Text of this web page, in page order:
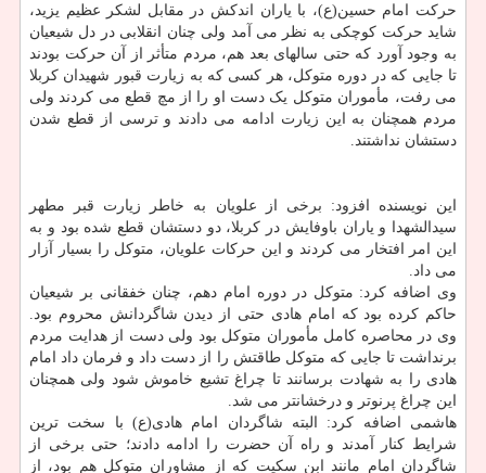
حرکت امام حسین(ع)، با یاران اندکش در مقابل لشکر عظیم یزید،
شاید حرکت کوچکی به نظر می آمد ولی چنان انقلابی در دل شیعیان
به وجود آورد که حتی سالهای بعد هم، مردم متأثر از آن حرکت بودند
تا جایی که در دوره متوکل، هر کسی که به زیارت قبور شهیدان کربلا
می رفت، مأموران متوکل یک دست او را از مچ قطع می کردند ولی
مردم همچنان به این زیارت ادامه می دادند و ترسی از قطع شدن
دستشان نداشتند.
این نویسنده افزود: برخی از علویان به خاطر زیارت قبر مطهر
سیدالشهدا و یاران باوفایش در کربلا، دو دستشان قطع شده بود و به
این امر افتخار می کردند و این حرکات علویان، متوکل را بسیار آزار
می داد.
وی اضافه کرد: متوکل در دوره امام دهم، چنان خفقانی بر شیعیان
حاکم کرده بود که امام هادی حتی از دیدن شاگردانش محروم بود.
وی در محاصره کامل مأموران متوکل بود ولی دست از هدایت مردم
برنداشت تا جایی که متوکل طاقتش را از دست داد و فرمان داد امام
هادی را به شهادت برسانند تا چراغ تشیع خاموش شود ولی همچنان
این چراغ پرنوتر و درخشانتر می شد.
هاشمی اضافه کرد: البته شاگردان امام هادی(ع) با سخت ترین
شرایط کنار آمدند و راه آن حضرت را ادامه دادند؛ حتی برخی از
شاگردان امام مانند ابن سکیت که از مشاوران متوکل هم بود، از